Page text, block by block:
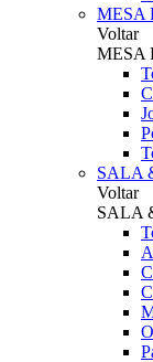
MESA
Voltar
MESA
SALA
Voltar
SALA